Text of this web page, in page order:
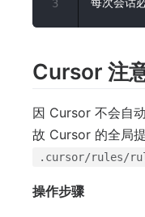
3
Cursor 注
因 Cursor 不会自
故 Cursor 的全局
.cursor/rules/
操作步骤